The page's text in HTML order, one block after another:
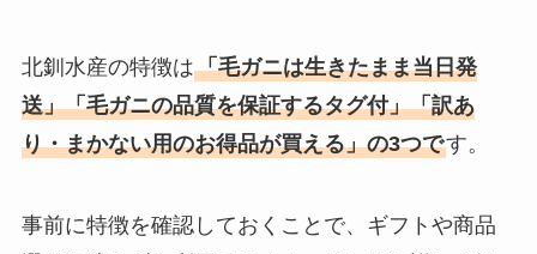
北釧水産の特徴は「毛ガニは生きたまま当日発
送」「毛ガニの品質を保証するタグ付」「訳あ
り・まかない用のお得品が買える」の3つです。
事前に特徴を確認しておくことで、ギフトや商品